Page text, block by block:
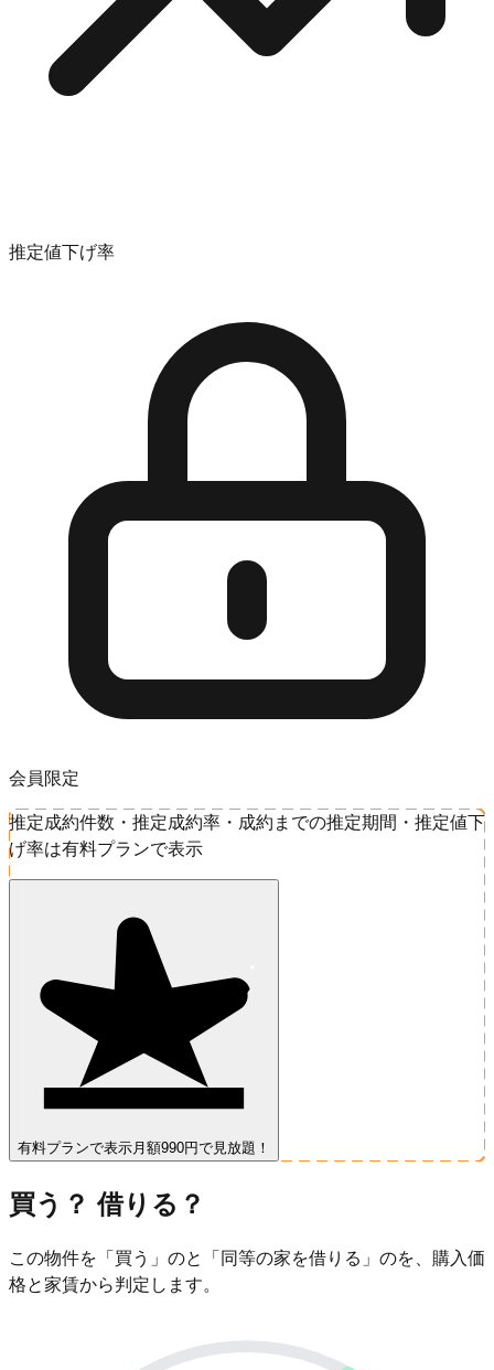
推定値下げ率
会員限定
推定成約件数・推定成約率・成約までの推定期間・推定値下
げ率は有料プランで表示
有料プランで表示 月額990円で見放題！
買う？ 借りる？
この物件を「買う」のと「同等の家を借りる」のを、購入価
格と家賃から判定します。